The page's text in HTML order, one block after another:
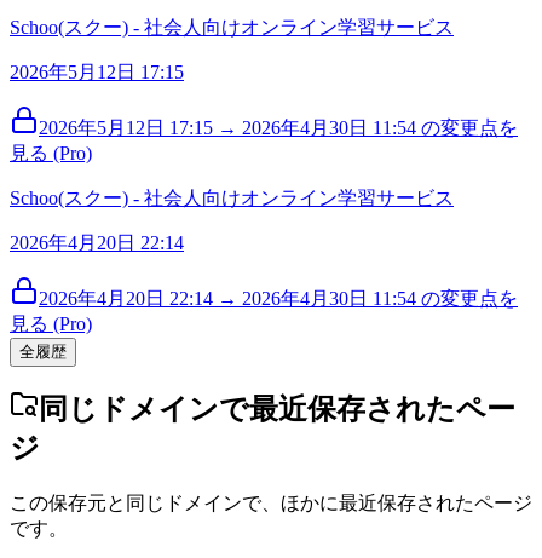
Schoo(スクー) - 社会人向けオンライン学習サービス
2026年5月12日 17:15
2026年5月12日 17:15 → 2026年4月30日 11:54 の変更点を
見る (Pro)
Schoo(スクー) - 社会人向けオンライン学習サービス
2026年4月20日 22:14
2026年4月20日 22:14 → 2026年4月30日 11:54 の変更点を
見る (Pro)
全履歴
同じドメインで最近保存されたペー
ジ
この保存元と同じドメインで、ほかに最近保存されたページ
です。